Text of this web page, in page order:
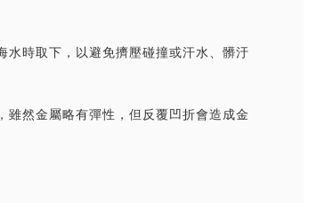
時取下，以避免擠壓碰撞或汗水、髒汙
然金屬略有彈性，但反覆凹折會造成金